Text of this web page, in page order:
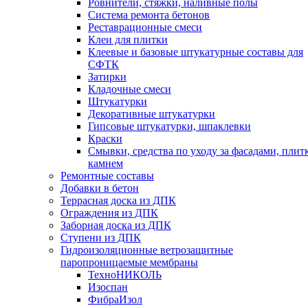
Ровнители, стяжки, наливные полы
Cистема ремонта бетонов
Реставрационные смеси
Клеи для плитки
Клеевые и базовые штукатурные составы для
СФТК
Затирки
Кладочные смеси
Штукатурки
Декоративные штукатурки
Гипсовые штукатурки, шпаклевки
Краски
Смывки, средства по уходу за фасадами,
камнем
Ремонтные составы
Добавки в бетон
Террасная доска из ДПК
Ограждения из ДПК
Заборная доска из ДПК
Ступени из ДПК
Гидроизоляционные ветрозащитные
паропроницаемые мембраны
ТехноНИКОЛЬ
Изоспан
ФибраИзол